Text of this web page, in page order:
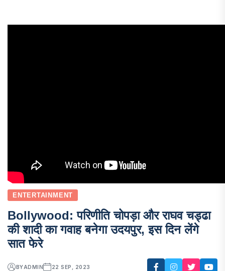
ENTERTAINMENT
Bollywood: परिणीति चोपड़ा और राघव चड्ढा
की शादी का गवाह बनेगा उदयपुर, इस दिन लेंगे
सात फेरे
BYADMIN 22 SEP, 2023